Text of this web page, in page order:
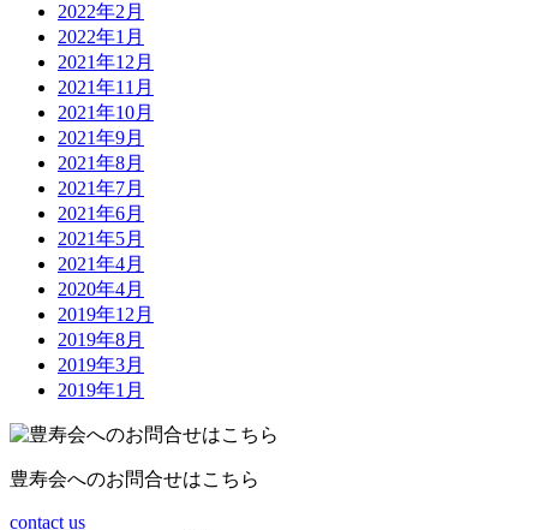
2022年2月
2022年1月
2021年12月
2021年11月
2021年10月
2021年9月
2021年8月
2021年7月
2021年6月
2021年5月
2021年4月
2020年4月
2019年12月
2019年8月
2019年3月
2019年1月
豊寿会へのお問合せはこちら
contact us